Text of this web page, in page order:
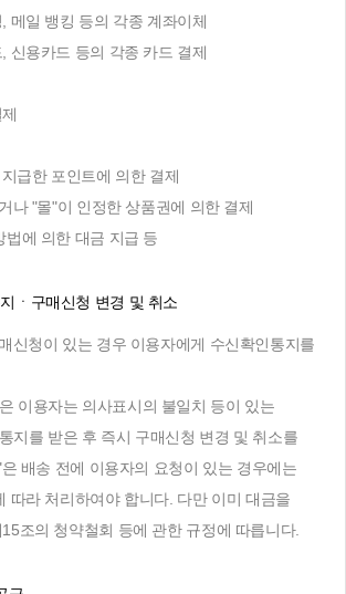
메일 뱅킹 등의 각종 계좌이체
신용카드 등의 각종 카드 결제
급한 포인트에 의한 결제
나 "몰"이 인정한 상품권에 의한 결제
법에 의한 대금 지급 등
ㆍ구매신청 변경 및 취소
신청이 있는 경우 이용자에게 수신확인통지를
이용자는 의사표시의 불일치 등이 있는
지를 받은 후 즉시 구매신청 변경 및 취소를
배송 전에 이용자의 요청이 있는 경우에는
따라 처리하여야 합니다. 다만 이미 대금을
조의 청약철회 등에 관한 규정에 따릅니다.